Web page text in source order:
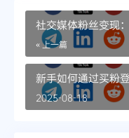
社交媒体粉丝变现
« 上一篇
新手如何通过买粉
2025-08-18